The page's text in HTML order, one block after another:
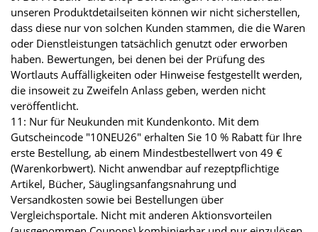
unseren Produktdetailseiten können wir nicht sicherstellen,
dass diese nur von solchen Kunden stammen, die die Waren
oder Dienstleistungen tatsächlich genutzt oder erworben
haben. Bewertungen, bei denen bei der Prüfung des
Wortlauts Auffälligkeiten oder Hinweise festgestellt werden,
die insoweit zu Zweifeln Anlass geben, werden nicht
veröffentlicht.
11: Nur für Neukunden mit Kundenkonto. Mit dem
Gutscheincode "10NEU26" erhalten Sie 10 % Rabatt für Ihre
erste Bestellung, ab einem Mindestbestellwert von 49 €
(Warenkorbwert). Nicht anwendbar auf rezeptpflichtige
Artikel, Bücher, Säuglingsanfangsnahrung und
Versandkosten sowie bei Bestellungen über
Vergleichsportale. Nicht mit anderen Aktionsvorteilen